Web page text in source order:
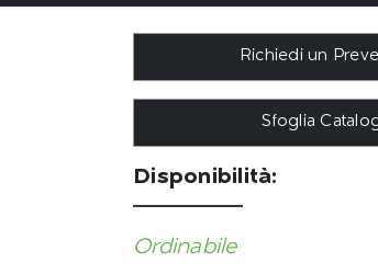
Richiedi un
Sfoglia
Disponibilità:
Ordinabile